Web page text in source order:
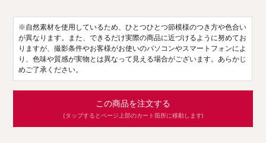
※自然素材を使用しているため、ひとつひとつ節模様のつき方や色合い
が異なります。また、できるだけ実際の商品に近づけるように努めてお
りますが、撮影条件やお客様がお使いのパソコンやスマートフォンによ
り、色味や質感が実物とは異なって見える場合がございます。あらかじ
めご了承ください。
この商品を注文する
(タップするとページ上部のカート箇所に移動します)